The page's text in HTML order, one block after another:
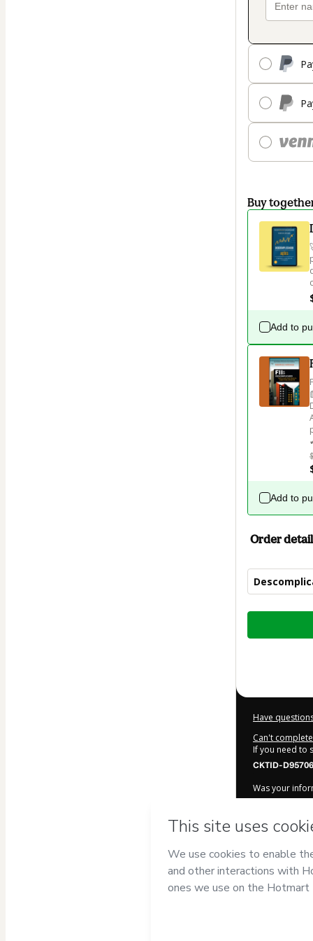
Buy
Add to
Add to
Order
Total
Have
Can't
If you need to
CKTID-
Was your
and
Privacy Policy
Learn more
Hotmart ©
2026-08-